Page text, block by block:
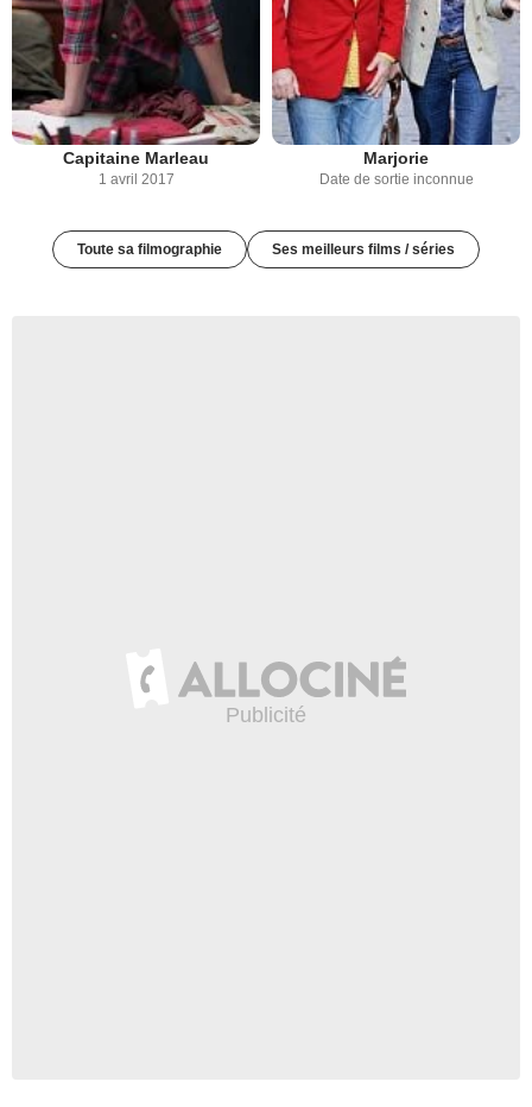
Capitaine Marleau
1 avril 2017
Marjorie
Date de sortie inconnue
Toute sa filmographie Ses meilleurs films / séries